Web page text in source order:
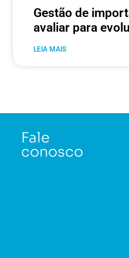
Gestão de
avaliar para
LEIA MAIS
Fale
conosco